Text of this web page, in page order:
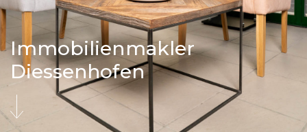
Immobilienmakler
Diessenhofen